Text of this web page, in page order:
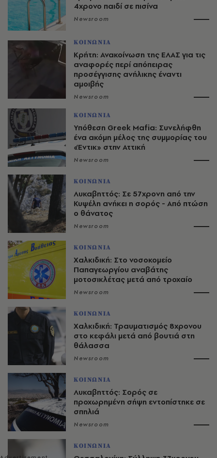
4χρονο παιδί σε πισίνα
Newsroom
ΚΟΙΝΩΝΙΑ
Κρήτη: Ανακοίνωση της ΕΛΑΣ για τις
αναφορές περί απόπειρας
προσέγγισης ανήλικης έναντι
αμοιβής
Newsroom
ΚΟΙΝΩΝΙΑ
Υπόθεση Greek Mafia: Συνελήφθη
ένα ακόμη μέλος της συμμορίας του
«Έντικ» στην Αττική
Newsroom
ΚΟΙΝΩΝΙΑ
Λυκαβηττός: Σε 57χρονη από την
Κυψέλη ανήκει η σορός - Από πτώση
ο θάνατος
Newsroom
ΚΟΙΝΩΝΙΑ
Χαλκιδική: Στο νοσοκομείο
Παπαγεωργίου αναβάτης
μοτοσικλέτας μετά από τροχαίο
Newsroom
ΚΟΙΝΩΝΙΑ
Χαλκιδική: Τραυματισμός 8χρονου
στο κεφάλι μετά από βουτιά στη
θάλασσα
Newsroom
ΚΟΙΝΩΝΙΑ
Λυκαβηττός: Σορός σε
προχωρημένη σήψη εντοπίστηκε σε
σπηλιά
Newsroom
ΚΟΙΝΩΝΙΑ